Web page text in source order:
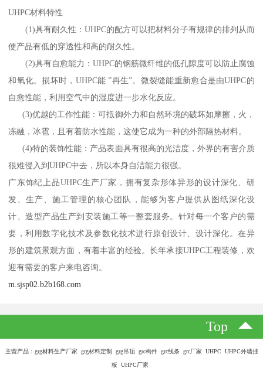
UHPC材料特性
(1)具有耐久性：UHPC的配方可以把材料分子有规律的排列从而
使产品有低的穿透性和高的耐久性。
(2)具有自愈能力：UHPC的钢筋微纤维的低孔隙度可以防止腐蚀
和氧化。损坏时，UHPC能 ”再生”。微裂缝能重新愈合是由UHPC的
自愈性能，利用空气中的湿度进一步水化反应。
(3)优越的工作性能：可抵御外力和自然环境的破坏如摩擦，火，
冻融，冰雹，且有着防水性能，这使它成为一种的外部隔热材料。
(4)特的装饰性能：产品表面具有很高的光洁度，外界的有害介质
很难侵入到UHPC中去，所以本身自洁能力很强。
广东饰纪上品UHPC生产厂家，拥有复杂形体异形的设计深化、研
发、生产、施工管理的核心团队，能够为客户提供从图纸深化设
计、造型产品生产到安装施工等一整套服务。针对每一个客户的需
要，利用数字化技术及参数化技术进行原创设计、设计深化。在异
形的建筑景观方面，有着丰富的经验。长年承接UHPC工程装修，欢
迎有需要的客户来电咨询。
m.sjsp02.b2b168.com
Top
主营产品：grg材料生产厂家 grg材料定制 grg吊顶 grc构件 grc线条 grc厂家 UHPC UHPC外墙挂
板 UHPC厂家